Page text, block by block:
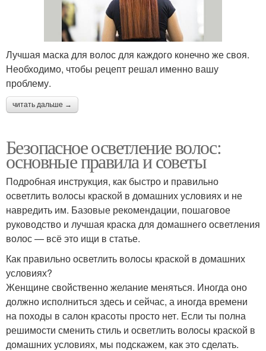
Лучшая маска для волос для каждого конечно же своя.
Необходимо, чтобы рецепт решал именно вашу
проблему.
читать дальше →
Безопасное осветление волос:
основные правила и советы
Подробная инструкция, как быстро и правильно
осветлить волосы краской в домашних условиях и не
навредить им. Базовые рекомендации, пошаговое
руководство и лучшая краска для домашнего осветления
волос — всё это ищи в статье.
Как правильно осветлить волосы краской в домашних
условиях?
Женщине свойственно желание меняться. Иногда оно
должно исполниться здесь и сейчас, а иногда времени
на походы в салон красоты просто нет. Если ты полна
решимости сменить стиль и осветлить волосы краской в
домашних условиях, мы подскажем, как это сделать.